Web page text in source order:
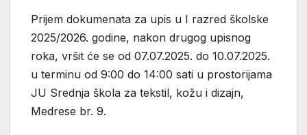
Prijem dokumenata za upis u I razred školske
2025/2026. godine, nakon drugog upisnog
roka, vršit će se od 07.07.2025. do 10.07.2025.
u terminu od 9:00 do 14:00 sati u prostorijama
JU Srednja škola za tekstil, kožu i dizajn,
Medrese br. 9.